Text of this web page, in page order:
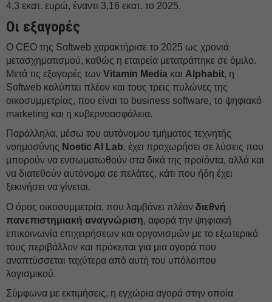
4,3 εκατ. ευρώ, έναντι 3,16 εκατ. το 2025.
Οι εξαγορές
Ο CEO της Softweb χαρακτήρισε το 2025 ως χρονιά
μετασχηματισμού, καθώς η εταιρεία μετατράπηκε σε όμιλο.
Μετά τις εξαγορές των Vitamin Media και Alphabit, η
Softweb καλύπτει πλέον και τους τρεις πυλώνες της
οικοσυμμετρίας, που είναι το business software, το ψηφιακό
marketing και η κυβερνοασφάλεια.
Παράλληλα, μέσω του αυτόνομου τμήματος τεχνητής
νοημοσύνης Noetic AI Lab, έχει προχωρήσει σε λύσεις που
μπορούν να ενσωματωθούν στα δικά της προϊόντα, αλλά και
να διατεθούν αυτόνομα σε πελάτες, κάτι που ήδη έχει
ξεκινήσει να γίνεται.
Ο όρος οικοσυμμετρία, που λαμβάνει πλέον διεθνή
πανεπιστημιακή αναγνώριση, αφορά την ψηφιακή
επικοινωνία επιχειρήσεων και οργανισμών με το εξωτερικό
τους περιβάλλον και πρόκειται για μια αγορά που
αναπτύσσεται ταχύτερα από αυτή του υπόλοιπου
λογισμικού.
Σύμφωνα με εκτιμήσεις, η εγχώρια αγορά στην οποία